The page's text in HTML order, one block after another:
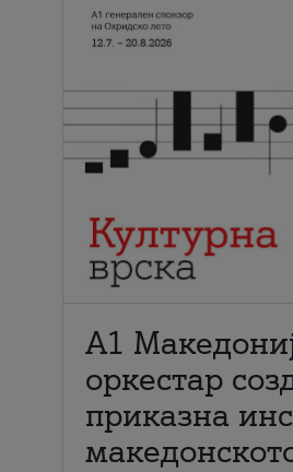
А1
оркестар
приказна